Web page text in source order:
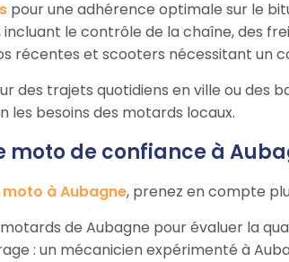
pour une adhérence optimale sur le
incluant le contrôle de la chaîne, des
récentes et scooters nécessitant un
des trajets quotidiens en ville ou des
les besoins des motards locaux.
de confiance à
à Aubagne, prenez en compte
de Aubagne pour évaluer la
: un mécanicien expérimenté à